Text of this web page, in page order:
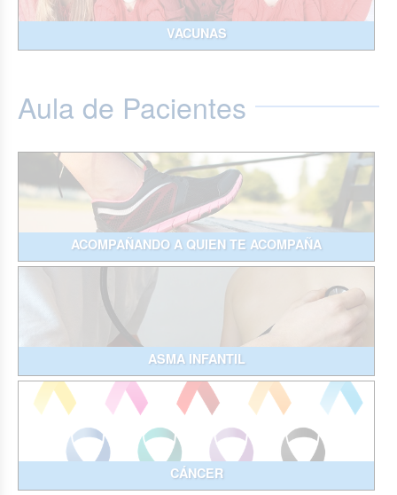
VACUNAS
Aula de Pacientes
ACOMPAÑANDO A QUIEN TE ACOMPAÑA
ASMA INFANTIL
CÁNCER